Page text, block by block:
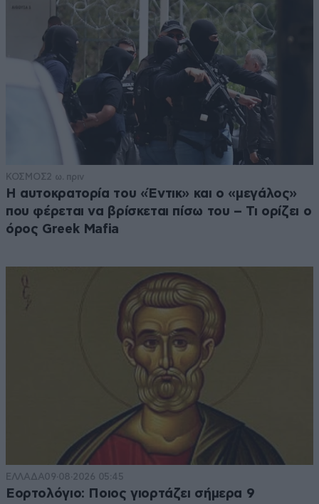
ΚΟΣΜΟΣ2 ω. πριν
Η αυτοκρατορία του «Έντικ» και ο «μεγάλος»
που φέρεται να βρίσκεται πίσω του – Τι ορίζει ο
όρος Greek Mafia
ΕΛΛΑΔΑ09·08·2026 05:45
Εορτολόγιο: Ποιος γιορτάζει σήμερα 9